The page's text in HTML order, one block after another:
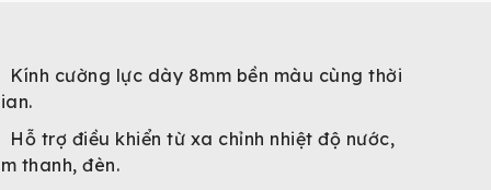
Kính cường lực dày 8mm bền màu cùng thời
Hỗ trợ điều khiển từ xa chỉnh nhiệt độ nước,
thanh, đèn.